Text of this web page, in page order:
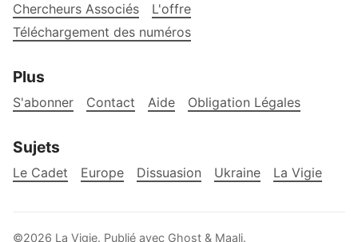
Chercheurs Associés
L'offre
Téléchargement des numéros
Plus
S'abonner Contact Aide Obligation Légales
Sujets
Le Cadet Europe Dissuasion Ukraine La Vigie
©2026 La Vigie. Publié avec Ghost & Maali.